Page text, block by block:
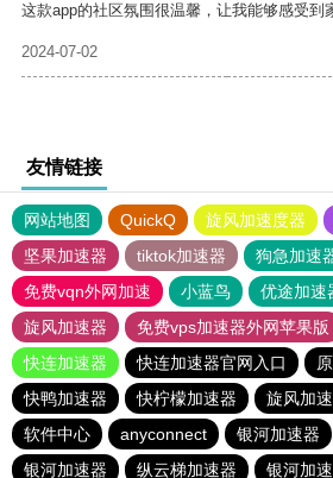
这款app的社区氛围很温馨，让我能够感受到
2024-07-02
友情链接
网站地图 QuickQ 旋风加速度器
坚果加速器
tiktok加速器
狗急加速
免费vqn外网加速
小蓝鸟 优途加速
旋风加速器
免费vps加速器外网苹果版
快连加速器
快连加速器官网入口
快鸭加速器
快柠檬加速器 旋风加
软件中心
anyconnect 银河加速器
银河加速器
纵云梯加速器 银河加